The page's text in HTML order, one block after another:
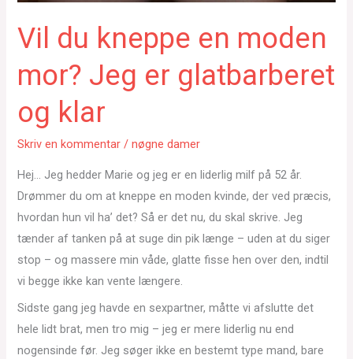
Vil du kneppe en moden
mor? Jeg er glatbarberet
og klar
Skriv en kommentar /nøgne damer
Hej… Jeg hedder Marie og jeg er en liderlig milf på 52 år.
Drømmer du om at kneppe en moden kvinde, der ved præcis,
hvordan hun vil ha’ det? Så er det nu, du skal skrive. Jeg
tænder af tanken på at suge din pik længe – uden at du siger
stop – og massere min våde, glatte fisse hen over den, indtil
vi begge ikke kan vente længere.
Sidste gang jeg havde en sexpartner, måtte vi afslutte det
hele lidt brat, men tro mig – jeg er mere liderlig nu end
nogensinde før. Jeg søger ikke en bestemt type mand, bare